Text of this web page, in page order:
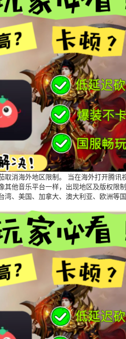
消海外地区限制。 当在海外打开腾
他音乐平台一样，出现地区及版权
、美国、加拿大、澳大利亚、欧洲等